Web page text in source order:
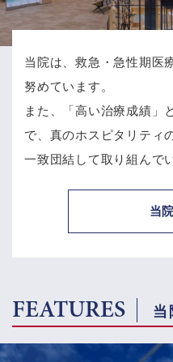
当院は、救急・急性期医
努めています。
また、「高い治療成績」
で、 真のホスピタリティ
一致団結して取り組んで
当
FEATURES 当